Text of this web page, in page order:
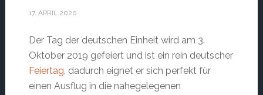
17. APRIL 2020
Der Tag der deutschen Einheit wird am 3.
Oktober 2019 gefeiert und ist ein rein deutscher
Feiertag, dadurch eignet er sich perfekt für
einen Ausflug in die nahegelegenen